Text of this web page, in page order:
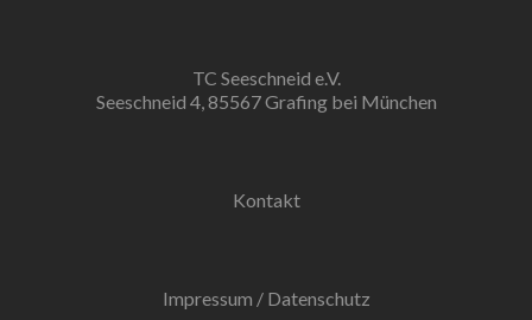
TC Seeschneid e.V.
Seeschneid 4, 85567 Grafing bei München
Kontakt
Impressum / Datenschutz